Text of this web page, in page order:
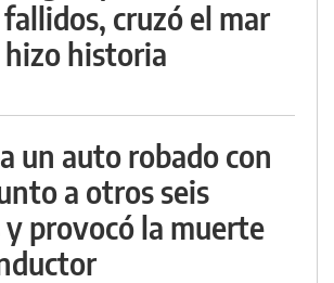
cruzó el mar
historia
un auto robado con
a otros seis
provocó la muerte